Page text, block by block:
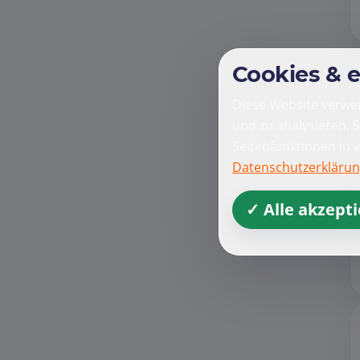
Cookies &
Diese Website
und zu
Seitenfunktionen
✓ Alle